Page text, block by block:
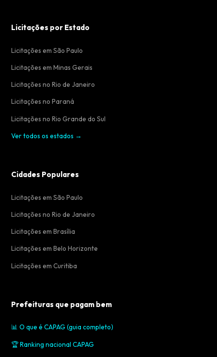
Licitações por Estado
Licitações em São Paulo
Licitações em Minas Gerais
Licitações no Rio de Janeiro
Licitações no Paraná
Licitações no Rio Grande do Sul
Ver todos os estados →
Cidades Populares
Licitações em São Paulo
Licitações no Rio de Janeiro
Licitações em Brasília
Licitações em Belo Horizonte
Licitações em Curitiba
Prefeituras que pagam bem
📊 O que é CAPAG (guia completo)
🏆 Ranking nacional CAPAG